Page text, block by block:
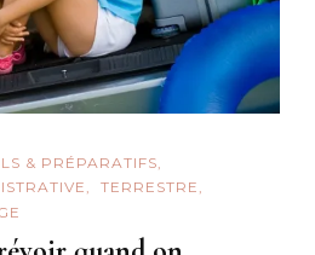
& PRÉPARATIFS
TERRESTRE